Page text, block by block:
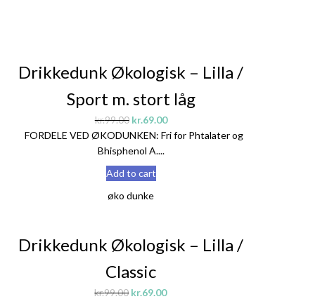
Sale!
Drikkedunk Økologisk – Lilla /
Sport m. stort låg
kr.99.00 kr.69.00
FORDELE VED ØKODUNKEN: Fri for Phtalater og
Bhisphenol A....
Add to cart
øko dunke
Sale!
Drikkedunk Økologisk – Lilla /
Classic
kr.99.00 kr.69.00